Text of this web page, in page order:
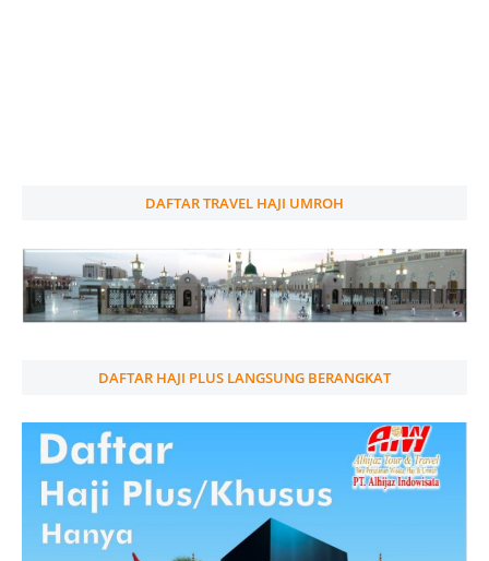
DAFTAR TRAVEL HAJI UMROH
DAFTAR HAJI PLUS LANGSUNG BERANGKAT